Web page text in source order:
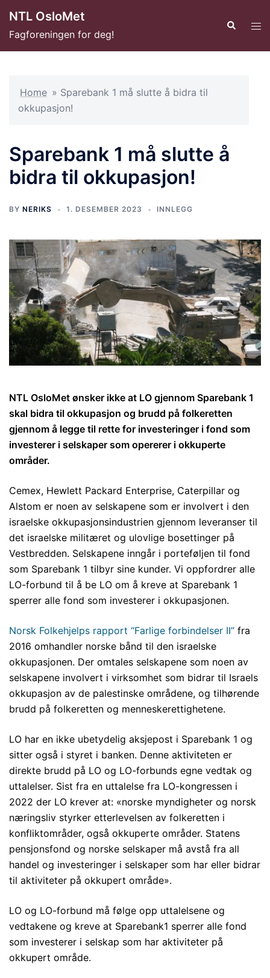
innhold
NTL OsloMet
Fagforeningen for deg!
Search
Home » Sparebank 1 må slutte å bidra til
okkupasjon!
Sparebank 1 må slutte å
bidra til okkupasjon!
BY NERIKS 1. DESEMBER 2023 INNLEGG
NTL OsloMet ønsker ikke at LO gjennom Sparebank 1
skal bidra til okkupasjon og brudd på folkeretten
gjennom å legge til rette for investeringer i fond som
investerer i selskaper som opererer i okkuperte
områder.
Cemex, Hewlett Packard Enterprise, Caterpillar og
Alstom er noen av selskapene som er involvert i den
israelske okkupasjonsindustrien gjennom leveranser til
det israelske militæret og ulovlige bosettinger på
Vestbredden. Selskapene inngår i porteføljen til fond
som Sparebank 1 tilbyr sine kunder. Vi oppfordrer alle
LO-forbund til å be LO om å kreve at Sparebank 1
sperrer alle fond som investerer i okkupasjonen.
Norsk Folkehjelps rapport “Farlige forbindelser II” fra
2016 omhandler norske bånd til den israelske
okkupasjonen. Der omtales selskapene som noen av
selskapene involvert i virksomhet som bidrar til Israels
okkupasjon av de palestinske områdene, og tilhørende
brudd på folkeretten og menneskerettighetene.
LO har en ikke ubetydelig aksjepost i Sparebank 1 og
sitter også i styret i banken. Denne aktiviteten er
direkte brudd på LO og LO-forbunds egne vedtak og
uttalelser. Sist fra en uttalelse fra LO-kongressen i
2022 der LO krever at: «norske myndigheter og norsk
næringsliv styrker etterlevelsen av folkeretten i
konfliktområder, også okkuperte områder. Statens
pensjonsfond og norske selskaper må avstå fra all
handel og investeringer i selskaper som har eller bidrar
til aktiviteter på okkupert område».
LO og LO-forbund må følge opp uttalelsene og
vedtakene og kreve at Sparebank1 sperrer alle fond
som investerer i selskap som har aktiviteter på
okkupert område.